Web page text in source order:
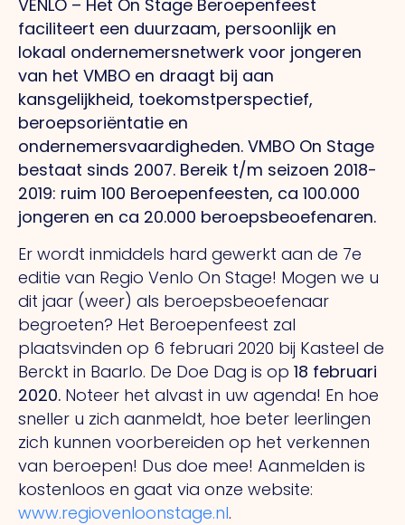
VENLO – Het On Stage Beroepenfeest
faciliteert een duurzaam, persoonlijk en
lokaal ondernemersnetwerk voor jongeren
van het VMBO en draagt bij aan
kansgelijkheid, toekomstperspectief,
beroepsoriëntatie en
ondernemersvaardigheden. VMBO On Stage
bestaat sinds 2007. Bereik t/m seizoen 2018-
2019: ruim 100 Beroepenfeesten, ca 100.000
jongeren en ca 20.000 beroepsbeoefenaren.
Er wordt inmiddels hard gewerkt aan de 7e
editie van Regio Venlo On Stage! Mogen we u
dit jaar (weer) als beroepsbeoefenaar
begroeten? Het Beroepenfeest zal
plaatsvinden op 6 februari 2020 bij Kasteel de
Berckt in Baarlo. De Doe Dag is op 18 februari
2020. Noteer het alvast in uw agenda! En hoe
sneller u zich aanmeldt, hoe beter leerlingen
zich kunnen voorbereiden op het verkennen
van beroepen! Dus doe mee! Aanmelden is
kostenloos en gaat via onze website:
www.regiovenloonstage.nl.